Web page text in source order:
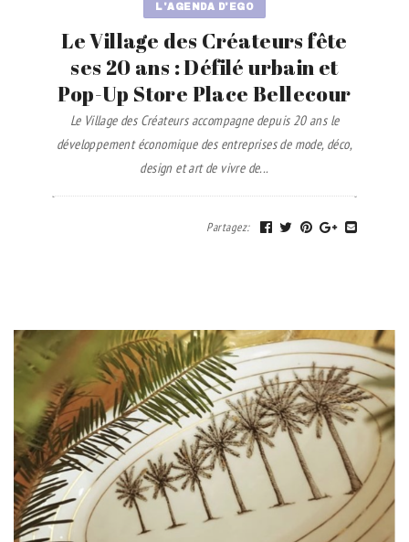
L'AGENDA D'EGO
Le Village des Créateurs fête
ses 20 ans : Défilé urbain et
Pop-Up Store Place Bellecour
Le Village des Créateurs accompagne depuis 20 ans le
développement économique des entreprises de mode, déco,
design et art de vivre de...
Partagez: